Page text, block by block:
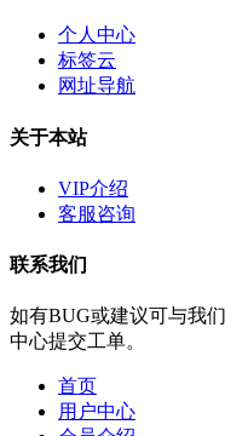
个人中心
标签云
网址导航
关于本站
VIP介绍
客服咨询
联系我们
如有BUG或建议可与我
中心提交工单。
首页
用户中心